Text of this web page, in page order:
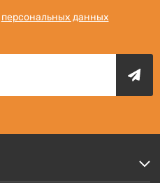
персональных данных